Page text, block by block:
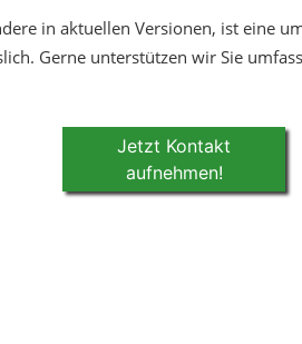
in aktuellen Versionen, ist eine
Gerne unterstützen wir Sie
Jetzt Kontakt
aufnehmen!